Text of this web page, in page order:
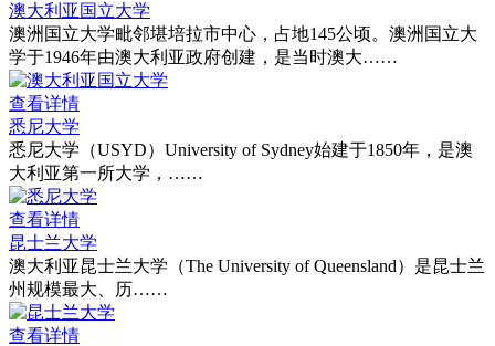
澳大利亚国立大学
澳洲国立大学毗邻堪培拉市中心，占地145公顷。澳洲国立大
学于1946年由澳大利亚政府创建，是当时澳大……
查看详情
悉尼大学
悉尼大学（USYD）University of Sydney始建于1850年，是澳
大利亚第一所大学，……
查看详情
昆士兰大学
澳大利亚昆士兰大学（The University of Queensland）是昆士兰
州规模最大、历……
查看详情